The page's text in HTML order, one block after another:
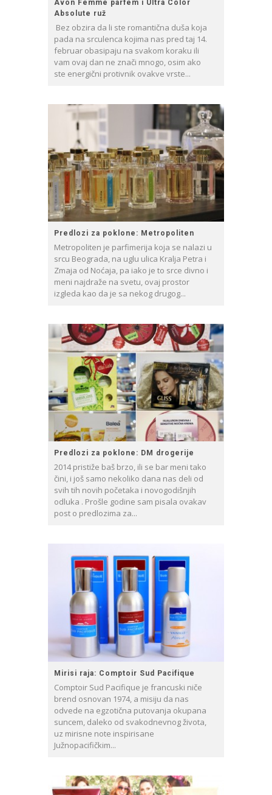
Avon Femme parfem i Ultra Color
Absolute ruž
Bez obzira da li ste romantična duša koja
pada na srculenca kojima nas pred taj 14.
februar obasipaju na svakom koraku ili
vam ovaj dan ne znači mnogo, osim ako
ste energični protivnik ovakve vrste...
Predlozi za poklone: Metropoliten
Metropoliten je parfimerija koja se nalazi u
srcu Beograda, na uglu ulica Kralja Petra i
Zmaja od Noćaja, pa iako je to srce divno i
meni najdraže na svetu, ovaj prostor
izgleda kao da je sa nekog drugog...
Predlozi za poklone: DM drogerije
2014 pristiže baš brzo, ili se bar meni tako
čini, i još samo nekoliko dana nas deli od
svih tih novih početaka i novogodišnjih
odluka . Prošle godine sam pisala ovakav
post o predlozima za...
Mirisi raja: Comptoir Sud Pacifique
Comptoir Sud Pacifique je francuski niče
brend osnovan 1974, a misiju da nas
odvede na egzotična putovanja okupana
suncem, daleko od svakodnevnog života,
uz mirisne note inspirisane
Južnopacifičkim...